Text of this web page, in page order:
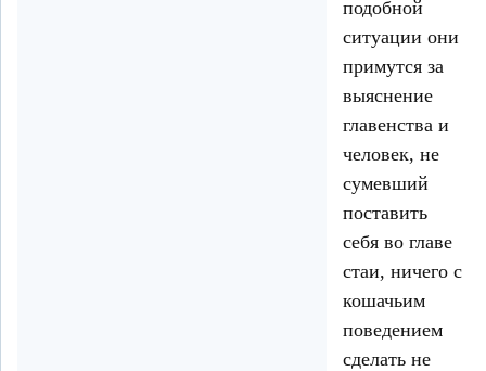
подобной
ситуации они
примутся за
выяснение
главенства и
человек, не
сумевший
поставить
себя во главе
стаи, ничего с
кошачьим
поведением
сделать не